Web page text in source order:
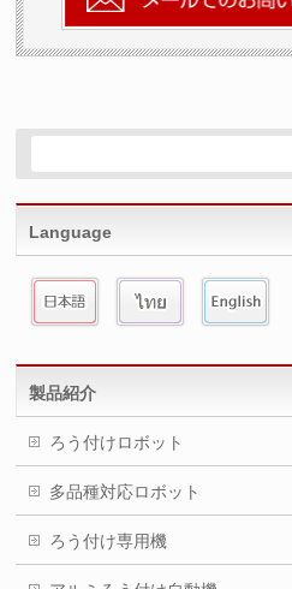
Language
製品紹介
ろう付けロボット
多品種対応ロボット
ろう付け専用機